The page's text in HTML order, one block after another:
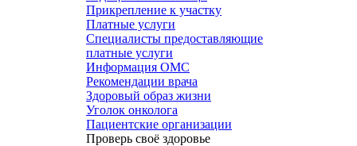
Прикрепление к участку
Платные услуги
Специалисты предоставляющие
платные услуги
Информация ОМС
Рекомендации врача
Здоровый образ жизни
Уголок онколога
Пациентские организации
Проверь своё здоровье